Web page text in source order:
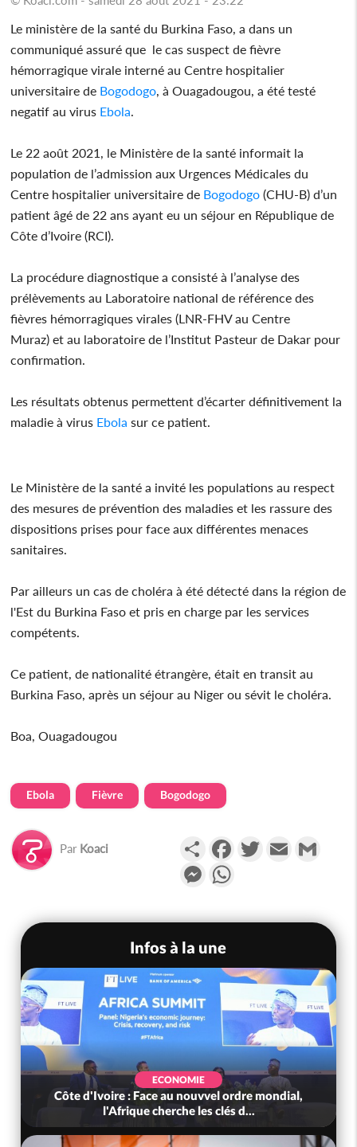
Le ministère de la santé du Burkina Faso, a dans un
communiqué assuré que le cas suspect de fièvre
hémorragique virale interné au Centre hospitalier
universitaire de Bogodogo , à Ouagadougou, a été testé
negatif au virus Ebola
Le 22 août 2021, le Ministère de la santé informait la
population de l’admission aux Urgences Médicales du
Centre hospitalier universitaire de Bogodogo (CHU-B) d’un
patient âgé de 22 ans ayant eu un séjour en République de
Côte d’Ivoire (RCI).
La procédure diagnostique a consisté à l’analyse des
prélèvements au Laboratoire national de référence des
fièvres hémorragiques virales (LNR-FHV au Centre
Muraz) et au laboratoire de l’Institut Pasteur de Dakar pour
confirmation.
Les résultats obtenus permettent d’écarter définitivement la
maladie à virus Ebola sur ce patient.
Le Ministère de la santé a invité les populations au respect
des mesures de prévention des maladies et les rassure des
dispositions prises pour face aux différentes menaces
sanitaires.
Par ailleurs un cas de choléra à été détecté dans la région de
l'Est du Burkina Faso et pris en charge par les services
compétents.
Ce patient, de nationalité étrangère, était en transit au
Burkina Faso, après un séjour au Niger ou sévit le choléra.
Boa, Ouagadougou
Ebola Fièvre Bogodogo
Par Koaci PartagerFacebookTwitterEmail
Messenger
Infos à la une
ECONOMIE
Côte d'Ivoire : Face au nouvvel ordre mondial,
l'Afrique cherche les clés d...